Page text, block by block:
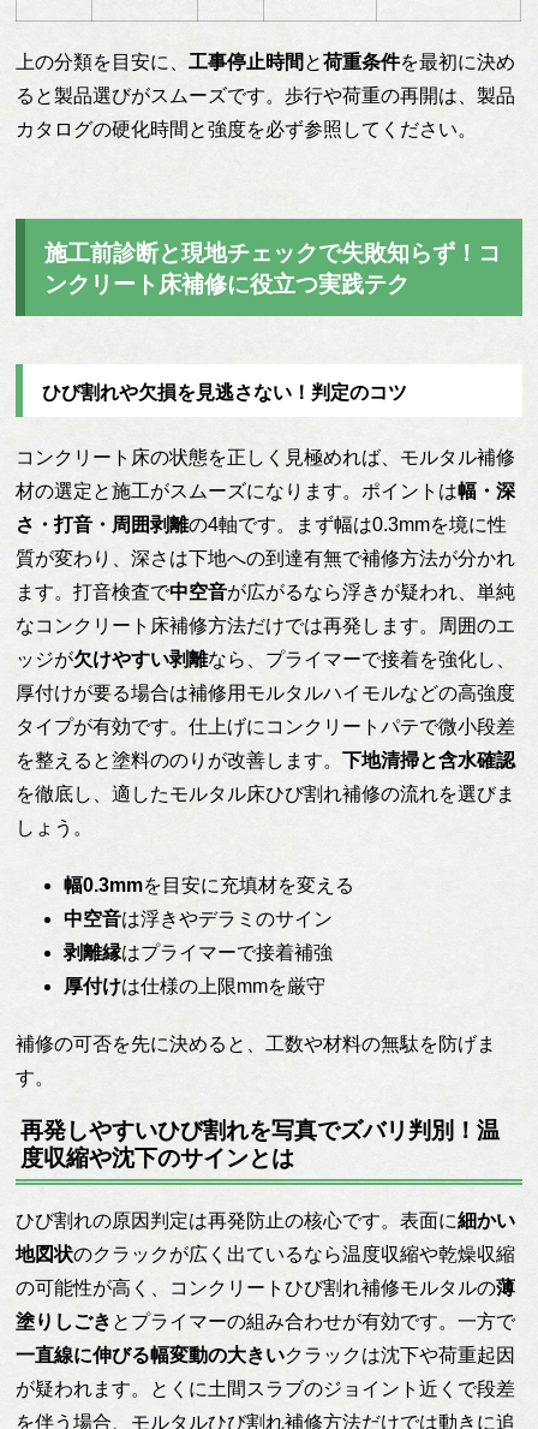
上の分類を目安に、工事停止時間 と荷重条件を最初に決め
ると製品選びがスムーズです。歩行や荷重の再開は、製品
カタログの硬化時間と強度を必ず参照してください。
施工前診断と現地チェックで失敗知らず！コ
ンクリート床補修に役立つ実践テク
ひび割れや欠損を見逃さない！判定のコツ
コンクリート床の状態を正しく見極めれば、モルタル補修
材の選定と施工がスムーズになります。ポイントは幅・深
さ・打音・周囲剥離の4軸です。まず幅は0.3mmを境に性
質が変わり、深さは下地への到達有無で補修方法が分かれ
ます。打音検査で中空音が広がるなら浮きが疑われ、単純
なコンクリート床補修方法だけでは再発します。周囲のエ
ッジが欠けやすい剥離なら、プライマーで接着を強化し、
厚付けが要る場合は補修用モルタルハイモルなどの高強度
タイプが有効です。仕上げにコンクリートパテで微小段差
を整えると塗料ののりが改善します。下地清掃と含水確認
を徹底し、適したモルタル床ひび割れ補修の流れを選びま
しょう。
幅0.3mmを目安に充填材を変える
中空音は浮きやデラミのサイン
剥離縁はプライマーで接着補強
厚付けは仕様の上限mmを厳守
補修の可否を先に決めると、工数や材料の無駄を防げま
す。
再発しやすいひび割れを写真でズバリ判別！温
度収縮や沈下のサインとは
ひび割れの原因判定は再発防止の核心です。表面に細かい
地図状のクラックが広く出ているなら温度収縮や乾燥収縮
の可能性が高く、コンクリートひび割れ補修モルタルの薄
塗りしごき とプライマーの組み合わせが有効です。一方で
一直線に伸びる幅変動の大きいクラックは沈下や荷重起因
が疑われます。とくに土間スラブのジョイント近くで段差
を伴う場合、モルタルひび割れ補修方法だけでは動きに追